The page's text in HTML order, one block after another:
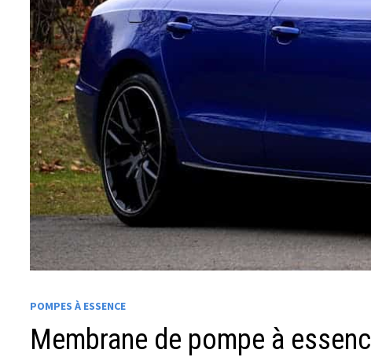
POMPES À ESSENCE
Membrane de pompe à